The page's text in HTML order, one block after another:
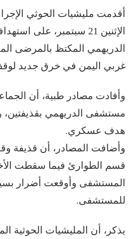
أقدمت مليشيات الحوثي
الإثنين 21 سبتمبر، على
الدريهمي المكتظ بالمرضى
غربي اليمن في خرق جديد
وأفادت مصادر طبية، أن
مستشفى الدريهمي
هدف عسكري.
وأضافت المصادر، أن قذيفة
قسم الطوارئ فيما سقطت
المستشفى وأوقعت أضرار
للمستشفى.
يذكر، أن المليشيات الحوثية